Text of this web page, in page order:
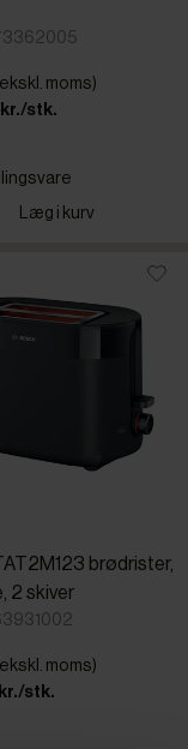
moms)
kr./stk.
Læg i kurv
brødrister,
2 skiver
moms)
stk.